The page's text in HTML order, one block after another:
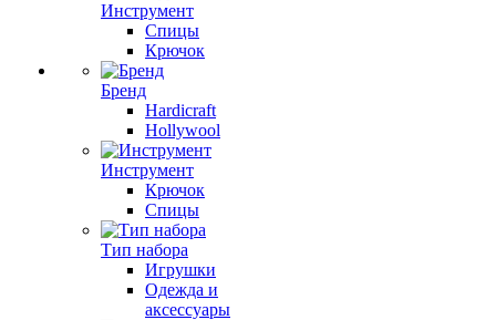
Инструмент
Спицы
Крючок
Бренд
Hardicraft
Hollywool
Инструмент
Крючок
Спицы
Тип набора
Игрушки
Одежда и
аксессуары